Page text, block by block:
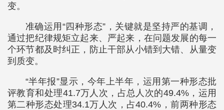
变。
准确运用“四种形态”，关键就是坚持严的基调，
通过把纪律规矩立起来、严起来，在问题发展的每一
个环节都及时纠正，防止干部从小错到大错、从量变
到质变。
“半年报”显示，今年上半年，运用第一种形态批
评教育和处理41.7万人次，占总人次的49.4%，运用
第二种形态处理34.1万人次，占40.4%，前两种形态